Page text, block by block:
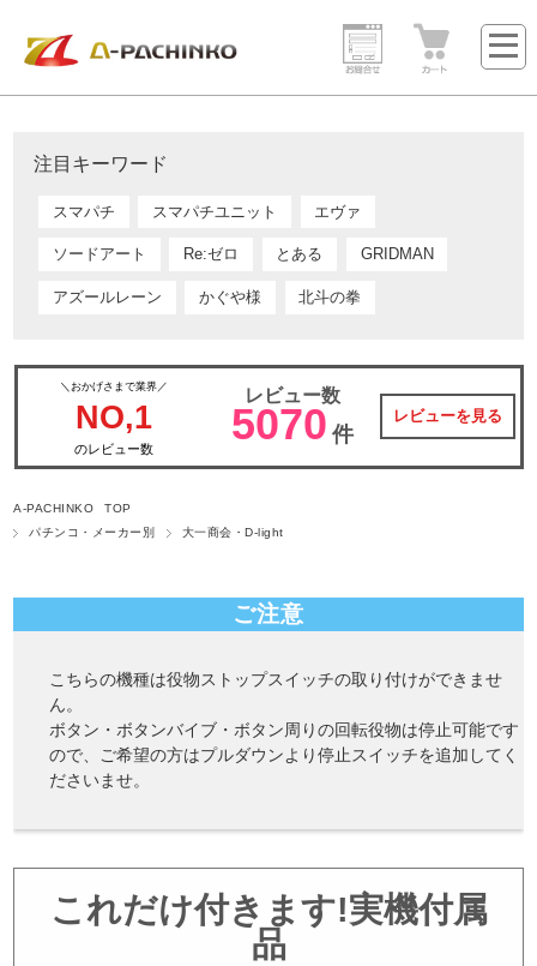
注目キーワード
スマパチ スマパチユニット エヴァ
ソードアート Re:ゼロ とある GRIDMAN
アズールレーン かぐや様 北斗の拳
＼おかげさまで業界／
NO,1
のレビュー数
レビュー数
5070 件
レビューを見る
A-PACHINKO TOP
パチンコ・メーカー別
大一商会・D-light
ご注意
こちらの機種は役物ストップスイッチの取り付けができませ
ん。
ボタン・ボタンバイブ・ボタン周りの回転役物は停止可能です
ので、ご希望の方はプルダウンより停止スイッチを追加してく
ださいませ。
これだけ付きます!実機付属
品